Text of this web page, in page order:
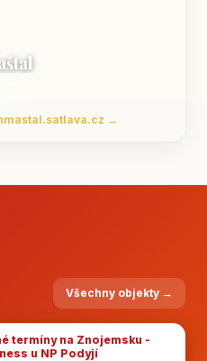
→
Všechny objekty →
termíny na Znojemsku -
u NP Podyjí